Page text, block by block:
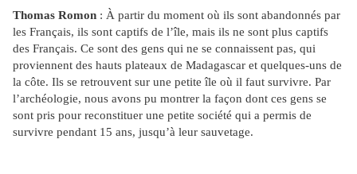
Thomas Romon : À partir du moment où ils sont abandonnés par
les Français, ils sont captifs de l’île, mais ils ne sont plus captifs
des Français. Ce sont des gens qui ne se connaissent pas, qui
proviennent des hauts plateaux de Madagascar et quelques-uns de
la côte. Ils se retrouvent sur une petite île où il faut survivre. Par
l’archéologie, nous avons pu montrer la façon dont ces gens se
sont pris pour reconstituer une petite société qui a permis de
survivre pendant 15 ans, jusqu’à leur sauvetage.